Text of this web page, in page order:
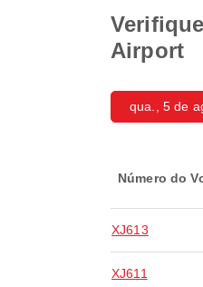
Airport
qua., 5 de
Número do
XJ613
XJ611